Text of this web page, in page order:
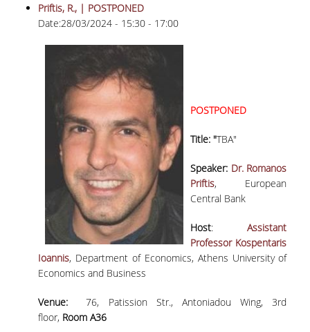
Priftis, R., | POSTPONED
Date:28/03/2024 - 15:30 - 17:00
POSTPONED
Title: "TBA"
Speaker: Dr. Romanos
Priftis, European
Central Bank
Host:Assistant
Professor Kospentaris
Ioannis, Department of Economics, Athens University of
Economics and Business
Venue:
76, Patission Str., Antoniadou Wing, 3rd
floor, Room A36